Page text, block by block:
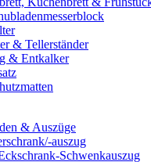
& Tellerständer
& Entkalker
& Auszüge
auszug
Schwenkauszug